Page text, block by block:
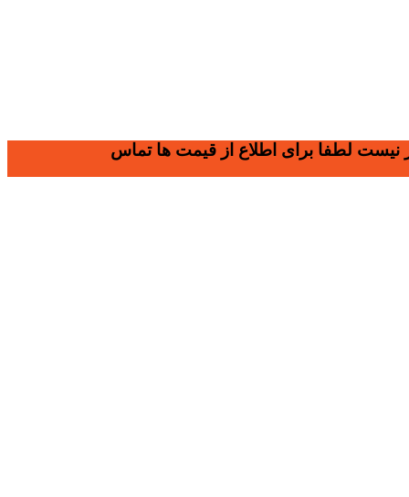
نیست لطفا برای اطلاع از قیمت ها تماس